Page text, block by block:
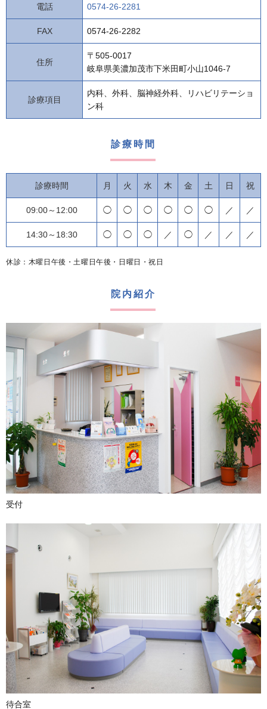
電話 0574-26-2281
FAX 0574-26-2282
住所
〒505-0017
岐阜県美濃加茂市下米田町小山1046-7
診療項目
内科、外科、脳神経外科、リハビリテーショ
ン科
診療時間
診療時間 月 火 水 木 金 土 日 祝
09:00～12:00 ◯ ◯ ◯ ◯ ◯ ◯ ／ ／
14:30～18:30 ◯ ◯ ◯ ／ ◯ ／ ／ ／
休診：木曜日午後・土曜日午後・日曜日・祝日
院内紹介
受付
待合室